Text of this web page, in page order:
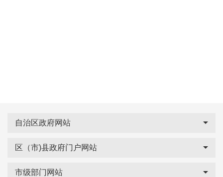
自治区政府网站
区（市)县政府门户网站
市级部门网站